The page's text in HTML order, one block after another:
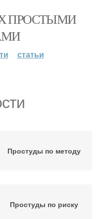
ПРОСТЫМИ
статьи
Простуды по методу
Простуды по риску